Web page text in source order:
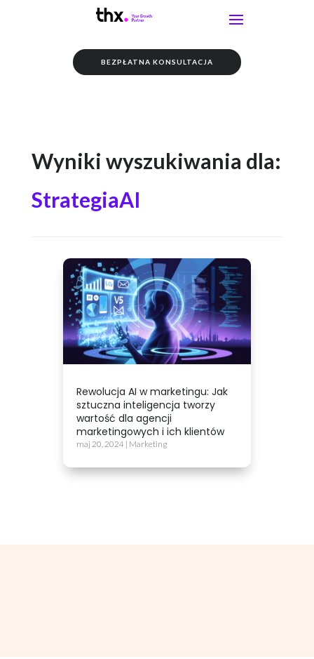
BEZPŁATNA KONSULTACJA
Wyniki wyszukiwania dla:
StrategiaAI
Rewolucja AI w marketingu: Jak
sztuczna inteligencja tworzy
wartość dla agencji
marketingowych i ich klientów
maj 20, 2024 | Marketing